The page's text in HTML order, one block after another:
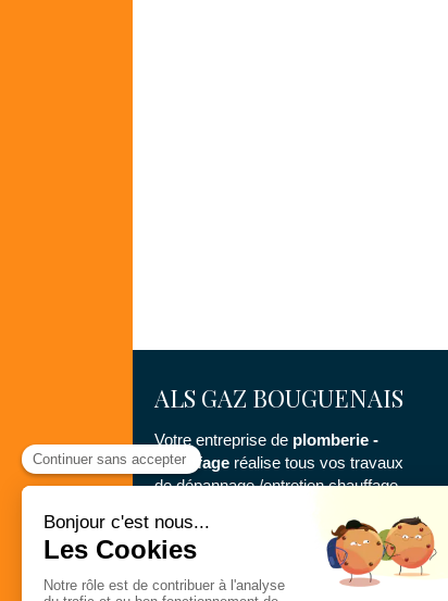
ALS GAZ BOUGUENAIS
Votre entreprise de plomberie -
chauffage réalise tous vos travaux
de dépannage /entretien chauffage,
dépannage plomberie,
désembouage circuits chauffage.
ALS GAZSitué à Bouguenais